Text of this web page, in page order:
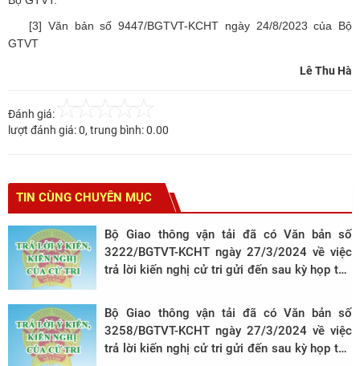
[3] Văn bản số 9447/BGTVT-KCHT ngày 24/8/2023 của Bộ
GTVT
Lê Thu Hà
Đánh giá:
lượt đánh giá:0, trung bình:0.00
TIN CÙNG CHUYÊN MỤC
Bộ Giao thông vận tải đã có Văn bản số
3222/BGTVT-KCHT ngày 27/3/2024 về việc
trả lời kiến nghị cử tri gửi đến sau kỳ họp thứ
Bộ Giao thông vận tải đã có Văn bản số
3258/BGTVT-KCHT ngày 27/3/2024 về việc
trả lời kiến nghị cử tri gửi đến sau kỳ họp thứ